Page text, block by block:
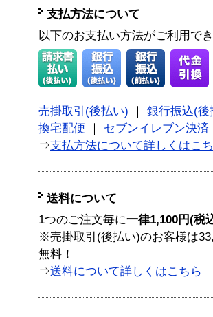
支払方法について
以下のお支払い方法がご利用で
売掛取引(後払い)
銀行振込(後
換宅配便
セブンイレブン決済
⇒支払方法について詳しくはこ
送料について
1つのご注文毎に一律1,100円(税
※売掛取引(後払い)のお客様は
無料！
⇒送料について詳しくはこちら